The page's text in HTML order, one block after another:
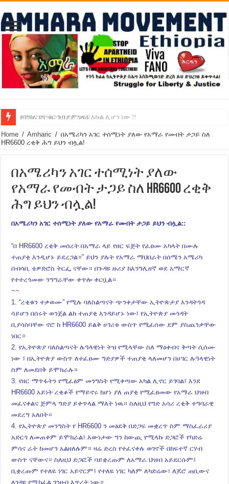
የባንክና የጥቁር ገብያ ምንዛሬ እኩል ሊሆን ነው !!
አሸንፈናል ! እንኳን ደስ አለን!
Home / Amharic / በአሜሪካን አገር ተሰሚነት ያለው የአማራ የመብት ታጋይ ስለ
HR6600 ረቂቅ ሕግ ይህን ብሏል!
በአሜሪካን አገር ተሰሚነት ያለው
የአማራ የመብት ታጋይ ስለ HR6600 ረቂቅ
ሕግ ይህን ብሏል!
በአሜሪካን አገር ተሰሚነት ያለው የአማራ የመብት ታጋይ ይህን ብሏል::
“በ HR6600 ረቂቅ መሰረት በአማራ ላይ የዘር ፍጅት የፈፀሙ አካላት በሙሉ
ተጠያቂ እንዲሆኑ ይደረጋል።” ይህን ያሉት የአማራ ማህበራት በሰሜን አሜሪካ
ሰብሳቢ ቴዎድሮስ ትርፌ ናቸው። በጉዳዩ ዙሪያ ከእንግሊዘኛ ወደ አማርኛ
የተተረጎመው ንግግራቸው ቀጥሎ ቀርቧል።
~~
1. “ረቂቁን ተቃወሙ” የሚሉ ባለስልጣናት ጭንቀታቸው ኢትዮጵታያ እንዳትጎዳ
ሳይሆን በሰሩት ወንጀል ልክ ተጠያቂ እንዳይሆኑ ነው፤ የኢትዮጵያ መጎዳት
ቢያሳስባቸው ኖሮ ከ HR6600 ይልቅ ሀገሪቱ ውስጥ የሚፈሰው ደም ያስጨንቃቸው
ነበር።
2. የኢትዮጵያ ባለስልጣናት ሉዓላዊነት ትዝ የሚላቸው ስለ ማዕቀብና ቅጣት ሲሰሙ
ነው ፤ በኢትዮጵያ ውስጥ ለተፈፀሙ ግድያዎች ተጠያቂ ላለመሆን በሀገር ሉዓላዊነት
ስም ለመደበቅ ይሞክራሉ።
3. የዘር ማጥፋትን የሚፈፅም መንግስት የሚቀጣው አካል ሊኖር ይገባል፤ እንደ
HR6600 አይነት ረቂቆች የማይኖሩ ከሆነ ያለ ጠያቂ የሚፈፀመው የአማራ ህዝብ
መፈናቀልና ጅምላ ግድያ ይቀጥላል ማለት ነዉ። ስለዚህ የግድ አሳሪ ረቂቅ ተግባራዊ
መደረግ አለበት።
4. የኢትዮጵያ መንግስት የ HR6600 ን መፅደቅ በድጋፍ መቋረጥ ስም ማስፈራሪያ
አድርጎ ለመጠቀም ይሞክራል፤ እውነታው ግን ከውጪ የሚላኩ ድጋፎች የካድሬ
ምሳና ራት ከመሆን አልዘለሉም። ዛሬ ድረስ የተፈናቀሉ ወገኖች በከፍተኛ ርሃብ
ውስጥ ናቸውና። ስለዚህ ድጋፎች ባይቋረጡም ለአማራ ህዝብ አይደርሱም፤
ቢቋረጡም የተለዬ ነገር አይኖርም፤ የተለዬ ነገር ካለም ለካድሬው፣ ለጆሮ ጠቢውና
ለገዳዩ የሚከፈል ገንዘብ እጥረት ነው።